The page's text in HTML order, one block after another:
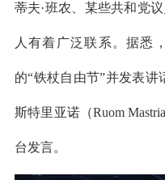
蒂夫·班农、某些共和党
人有着广泛联系。据悉
的“铁杖自由节”并发表讲
斯特里亚诺（Ruom
台发言。